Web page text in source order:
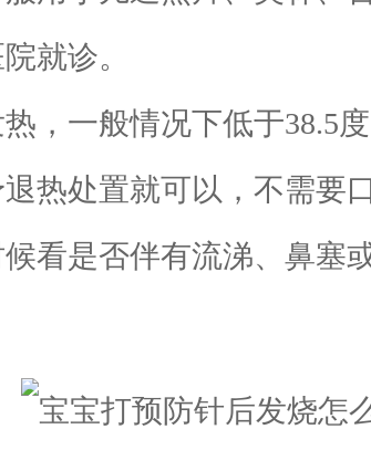
就诊。
一般情况下低于38.5
热处置就可以，不需要
看是否伴有流涕、鼻塞